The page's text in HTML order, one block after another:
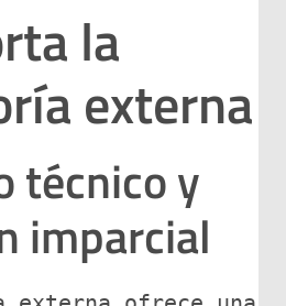
la
externa
técnico y
imparcial